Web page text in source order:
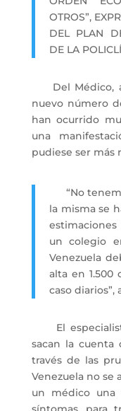
OTROS”,
DEL PLAN
DE LA
Del Médico,
nuevo número
han ocurrido
una
pudiese ser más
“No
la misma se
un colegio
Venezuela
alta en 1.500
caso diarios”,
El
sacan la
través de las
Venezuela no se
un médico una